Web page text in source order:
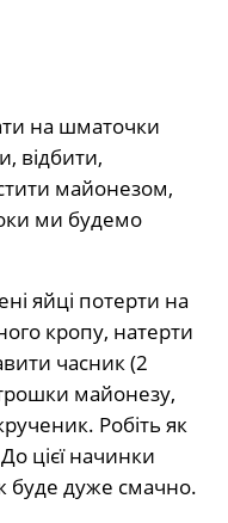
на шматочки
відбити,
майонезом,
ми будемо
яйці потерти на
кропу, натерти
часник (2
майонезу,
Робіть як
цієї начинки
буде дуже смачно.